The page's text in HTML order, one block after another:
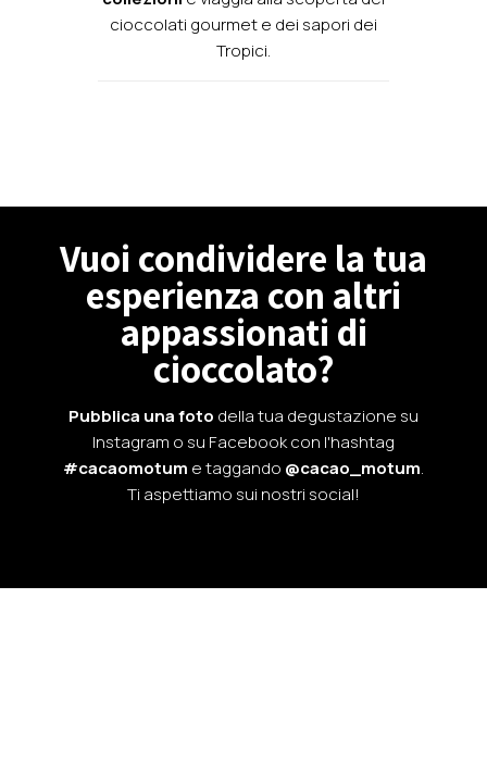
cioccolati gourmet e dei sapori dei
Tropici.
Vuoi condividere la tua
esperienza con altri
appassionati di
cioccolato?
Pubblica una foto della tua degustazione su
Instagram o su Facebook con l'hashtag
#cacaomotum e taggando @cacao_motum.
Ti aspettiamo sui nostri social!